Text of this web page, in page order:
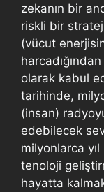
zekanın bir
riskli bir
(vücut
olarak kabul
tarihinde,
(insan)
edebilecek
milyonlarca
tenoloji
hayatta